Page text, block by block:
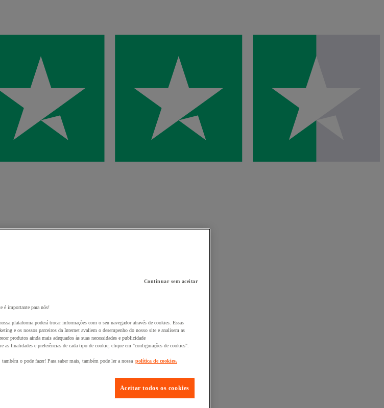
Continuar sem aceitar
é importante para nós!
plataforma poderá trocar informações com o seu navegador através de cookies. Essas
e os nossos parceiros da Internet avaliem o desempenho do nosso site e analisem as
produtos ainda mais adequados às suas necessidades e publicidade
as finalidades e preferências de cada tipo de cookie, clique em "configurações de cookies".
o pode fazer! Para saber mais, também pode ler a nossa política de cookies.
Aceitar todos os cookies